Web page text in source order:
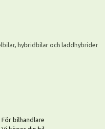
hybridbilar och laddhybrider
För bilhandlare